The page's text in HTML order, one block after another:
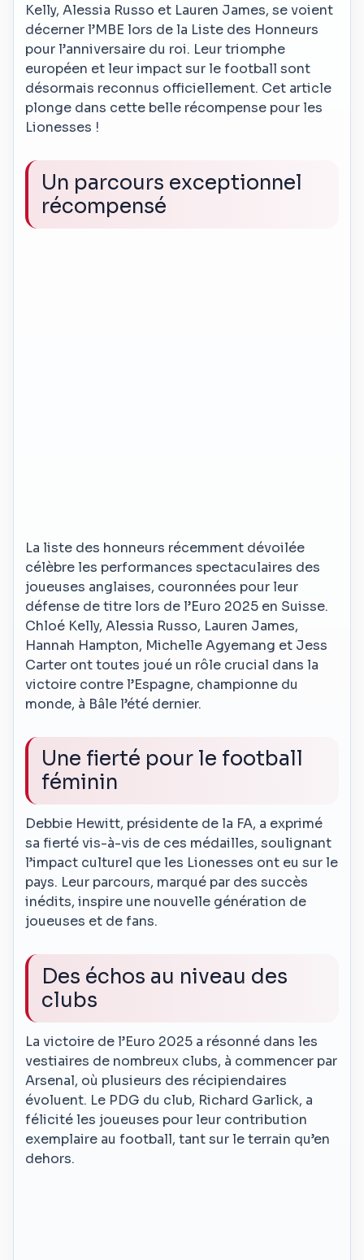
Kelly, Alessia Russo et Lauren James, se voient
décerner l’MBE lors de la Liste des Honneurs
pour l’anniversaire du roi. Leur triomphe
européen et leur impact sur le football sont
désormais reconnus officiellement. Cet article
plonge dans cette belle récompense pour les
Lionesses !
Un parcours exceptionnel
récompensé
La liste des honneurs récemment dévoilée
célèbre les performances spectaculaires des
joueuses anglaises, couronnées pour leur
défense de titre lors de l’Euro 2025 en Suisse.
Chloé Kelly, Alessia Russo, Lauren James,
Hannah Hampton, Michelle Agyemang et Jess
Carter ont toutes joué un rôle crucial dans la
victoire contre l’Espagne, championne du
monde, à Bâle l’été dernier.
Une fierté pour le football
féminin
Debbie Hewitt, présidente de la FA, a exprimé
sa fierté vis-à-vis de ces médailles, soulignant
l’impact culturel que les Lionesses ont eu sur le
pays. Leur parcours, marqué par des succès
inédits, inspire une nouvelle génération de
joueuses et de fans.
Des échos au niveau des
clubs
La victoire de l’Euro 2025 a résonné dans les
vestiaires de nombreux clubs, à commencer par
Arsenal, où plusieurs des récipiendaires
évoluent. Le PDG du club, Richard Garlick, a
félicité les joueuses pour leur contribution
exemplaire au football, tant sur le terrain qu’en
dehors.